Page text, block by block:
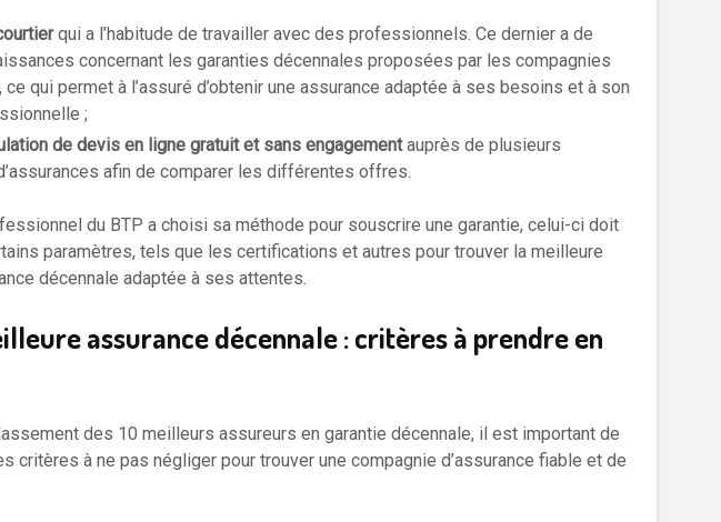
qui a l’habitude de travailler avec des professionnels. Ce dernier a de
concernant les garanties décennales proposées par les compagnies
ce qui permet à l’assuré d’obtenir une assurance adaptée à ses besoins et à son
;
de devis en ligne gratuit et sans engagementauprès de plusieurs
afin de comparer les différentes offres.
du BTP a choisi sa méthode pour souscrire une garantie, celui-ci doit
paramètres, tels que les certifications et autres pour trouver la meilleure
décennale adaptée à ses attentes.
assurance décennale : critères à prendre en
des 10 meilleurs assureurs en garantie décennale, il est important de
critères à ne pas négliger pour trouver une compagnie d’assurance fiable et de